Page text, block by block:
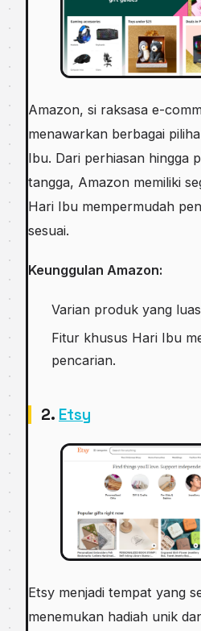
Amazon, si raksasa e-
menawarkan berbagai
Ibu. Dari perhiasan hingga
tangga, Amazon memiliki
Hari Ibu mempermudah
sesuai.
Keunggulan Amazon:
Varian produk yang
Fitur khusus Hari Ibu
pencarian.
2. Etsy
Etsy menjadi tempat yang
menemukan hadiah unik